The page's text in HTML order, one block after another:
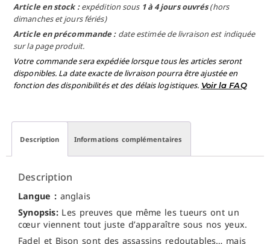
Article en stock :expédition sous 1 à 4 jours ouvrés(hors
dimanches et jours fériés)
Article en précommande : date estimée de livraison est indiquée
sur la page produit.
Votre commande sera expédiée lorsque tous les articles seront
disponibles. La date exacte de livraison pourra être ajustée en
fonction des disponibilités et des délais logistiques. Voir la FAQ
Description Informations complémentaires
Description
Langue : anglais
Synopsis: Les preuves que même les tueurs ont un
cœur viennent tout juste d’apparaître sous nos yeux.
Fadel et Bison sont des assassins redoutables… mais